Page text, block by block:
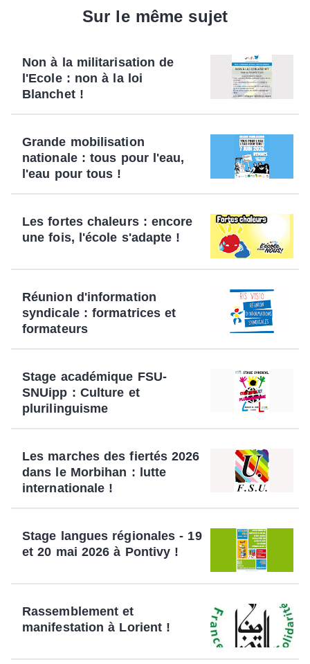
Sur le même sujet
Non à la militarisation de
l'Ecole : non à la loi
Blanchet !
Grande mobilisation
nationale : tous pour l'eau,
l'eau pour tous !
Les fortes chaleurs : encore
une fois, l'école s'adapte !
Réunion d'information
syndicale : formatrices et
formateurs
Stage académique FSU-
SNUipp : Culture et
plurilinguisme
Les marches des fiertés 2026
dans le Morbihan : lutte
internationale !
Stage langues régionales - 19
et 20 mai 2026 à Pontivy !
Rassemblement et
manifestation à Lorient !